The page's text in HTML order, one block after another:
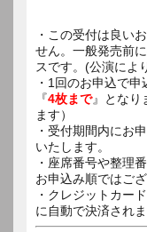
・この受付は良い
せん。一般発売前
スです。(公演によ
・1回のお申込で
『4枚まで』となり
ます）
・受付期間内にお
いたします。
・座席番号や整理
お申込み順ではござ
・クレジットカー
に自動で決済されま